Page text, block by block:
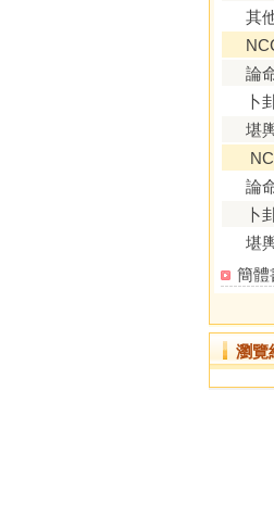
其
論
卜
堪
論
卜
堪
簡體
瀏覽